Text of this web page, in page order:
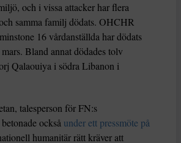
och i vissa attacker har flera
samma familj dödats. OHCHR
16 vårdanställda har dödats
Bland annat dödades tolv
Qalaouiya i södra Libanon i
talesperson för FN:s
också under ett pressmöte på
humanitär rätt kräver att